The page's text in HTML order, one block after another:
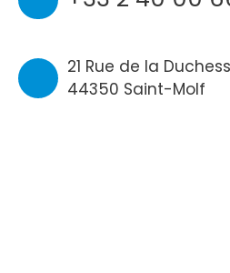
21 Rue de la
44350 Saint-Molf